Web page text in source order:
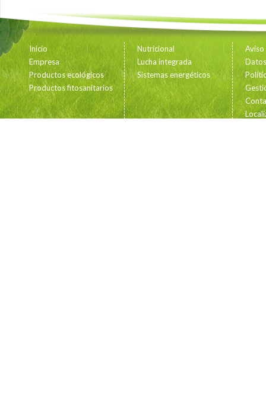
Inicio
Empresa
Productos ecológicos
Productos fitosanitarios
Nutricional
Lucha integrada
Sistemas energéticos
Aviso